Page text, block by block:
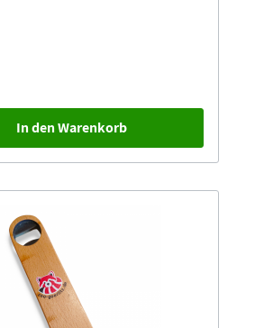
In den Warenkorb